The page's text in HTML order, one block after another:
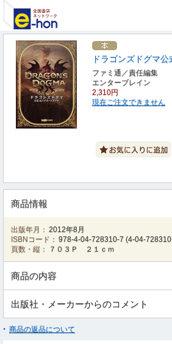
ドラゴンズドグマ
ファミ通／責任編集
エンターブレイン
2,310円
現在ご注文できません
商品情報
出版年月： 2012年8月
ISBNコード： 978-4-04-728310-7 (4-04-
頁数・縦：
７０３Ｐ ２１ｃｍ
商品の内容
出版社・メーカーからのコメント
商品の返品について